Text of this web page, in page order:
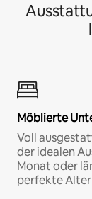
Möblierte
Voll
der idealen
Monat oder
perfekte